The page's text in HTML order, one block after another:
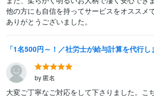
他の方にも自信を持ってサービスをオススメで
by 匿名
大変ご丁寧なご対応をして下さりました。こ